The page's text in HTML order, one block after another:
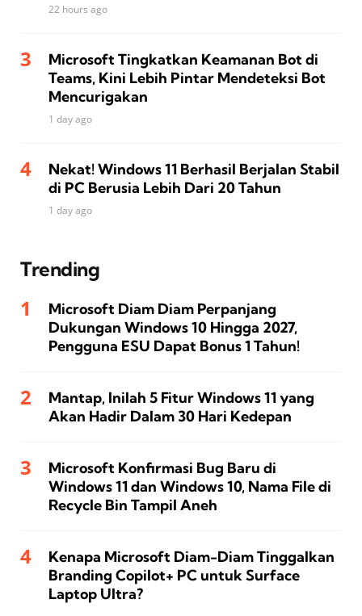
22 hours ago
Microsoft Tingkatkan Keamanan Bot di
Teams, Kini Lebih Pintar Mendeteksi Bot
Mencurigakan
1 day ago
Nekat! Windows 11 Berhasil Berjalan Stabil
di PC Berusia Lebih Dari 20 Tahun
1 day ago
Trending
Microsoft Diam Diam Perpanjang
Dukungan Windows 10 Hingga 2027,
Pengguna ESU Dapat Bonus 1 Tahun!
Mantap, Inilah 5 Fitur Windows 11 yang
Akan Hadir Dalam 30 Hari Kedepan
Microsoft Konfirmasi Bug Baru di
Windows 11 dan Windows 10, Nama File di
Recycle Bin Tampil Aneh
Kenapa Microsoft Diam-Diam Tinggalkan
Branding Copilot+ PC untuk Surface
Laptop Ultra?